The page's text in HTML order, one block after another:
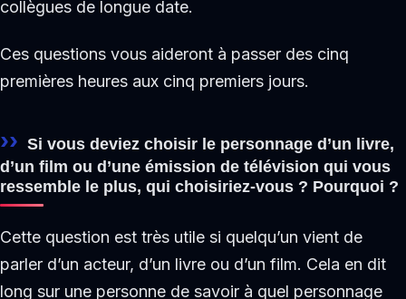
collègues de longue date.
Ces questions vous aideront à passer des cinq
premières heures aux cinq premiers jours.
Si vous deviez choisir le personnage d’un livre,
d’un film ou d’une émission de télévision qui vous
ressemble le plus, qui choisiriez-vous ? Pourquoi ?
Cette question est très utile si quelqu’un vient de
parler d’un acteur, d’un livre ou d’un film. Cela en dit
long sur une personne de savoir à quel personnage